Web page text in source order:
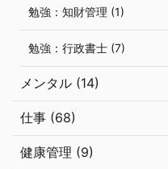
勉強：知財管理 (1)
勉強：行政書士 (7)
メンタル (14)
仕事 (68)
健康管理 (9)